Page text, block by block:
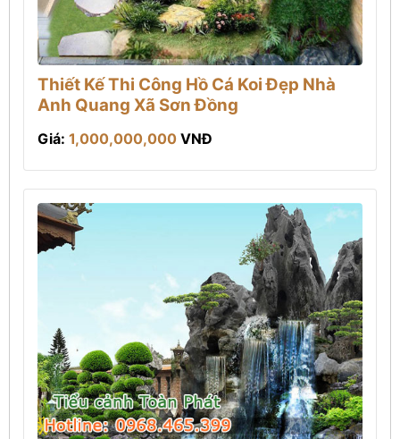
Thiết Kế Thi Công Hồ Cá Koi Đẹp Nhà
Anh Quang Xã Sơn Đồng
Giá: 1,000,000,000 VNĐ